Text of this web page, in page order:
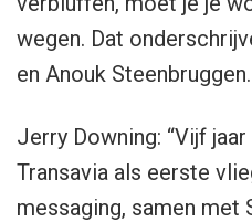
wegen. Dat
en Anouk Steenbruggen.
Jerry Downing: “Vijf
Transavia als eerste
messaging, samen met